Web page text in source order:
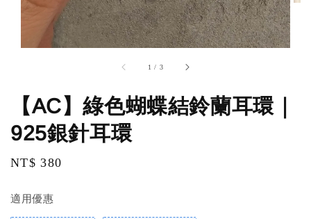
1 / 3
【AC】綠色蝴蝶結鈴蘭耳環｜
925銀針耳環
Regular
NT$ 380
適用優惠